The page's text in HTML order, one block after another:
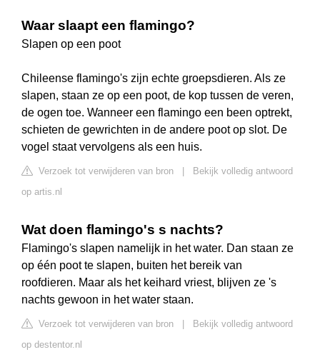
Waar slaapt een flamingo?
Slapen op een poot
Chileense flamingo's zijn echte groepsdieren. Als ze
slapen, staan ze op een poot, de kop tussen de veren,
de ogen toe. Wanneer een flamingo een been optrekt,
schieten de gewrichten in de andere poot op slot. De
vogel staat vervolgens als een huis.
Verzoek tot verwijderen van bron
Bekijk volledig antwoord
op artis.nl
Wat doen flamingo's s nachts?
Flamingo's slapen namelijk in het water. Dan staan ze
op één poot te slapen, buiten het bereik van
roofdieren. Maar als het keihard vriest, blijven ze 's
nachts gewoon in het water staan.
Verzoek tot verwijderen van bron
Bekijk volledig antwoord
op destentor.nl